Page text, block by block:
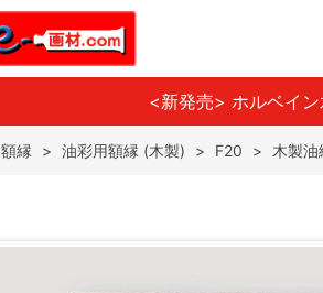
<新発売> ホルベイ
額縁 > 油彩用額縁 (木製) > F20 > 木製